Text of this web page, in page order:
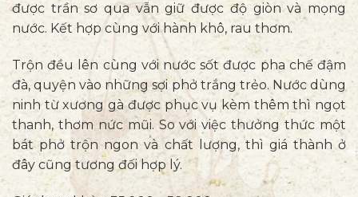
được trần sơ qua vẫn giữ được độ giòn và mọng
nước. Kết hợp cùng với hành khô, rau thơm.
Trộn đều lên cùng với nước sốt được pha chế đậm
đà, quyện vào những sợi phở trắng trẻo. Nước dùng
ninh từ xương gà được phục vụ kèm thêm thì ngọt
thanh, thơm nức mũi. So với việc thưởng thức một
bát phở trộn ngon và chất lượng, thì giá thành ở
đây cũng tương đối hợp lý.